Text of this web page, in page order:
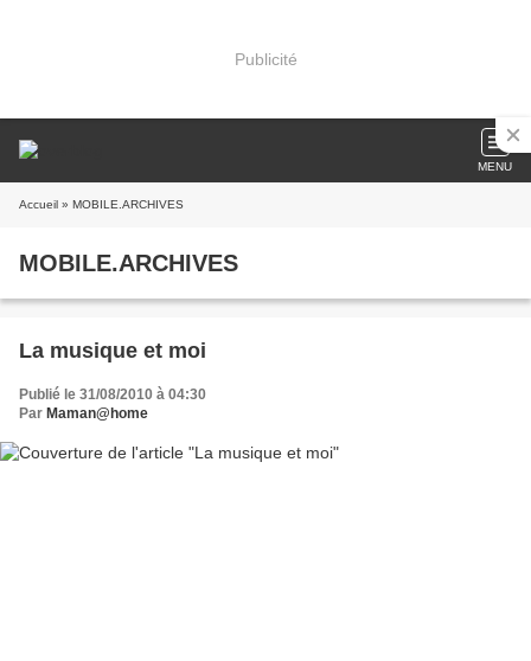
Publicité
MENU
Accueil » MOBILE.ARCHIVES
MOBILE.ARCHIVES
La musique et moi
Publié le 31/08/2010 à 04:30
Par Maman@home